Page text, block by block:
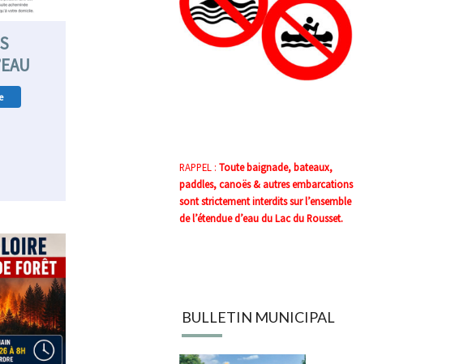
RAPPEL : Toute baignade, bateaux,
paddles, canoës & autres embarcations
sont strictement interdits sur l’ensemble
de l’étendue d’eau du Lac du Rousset.
BULLETIN MUNICIPAL